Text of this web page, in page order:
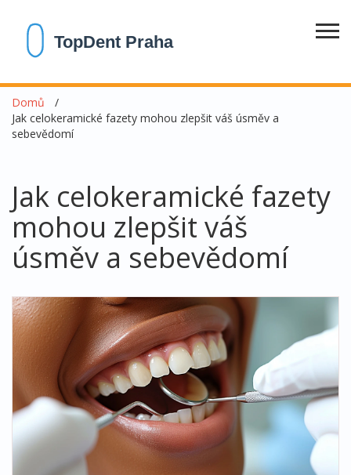
Domů
Jak celokeramické fazety mohou zlepšit váš úsměv a
sebevědomí
Jak celokeramické fazety
mohou zlepšit váš
úsměv a sebevědomí